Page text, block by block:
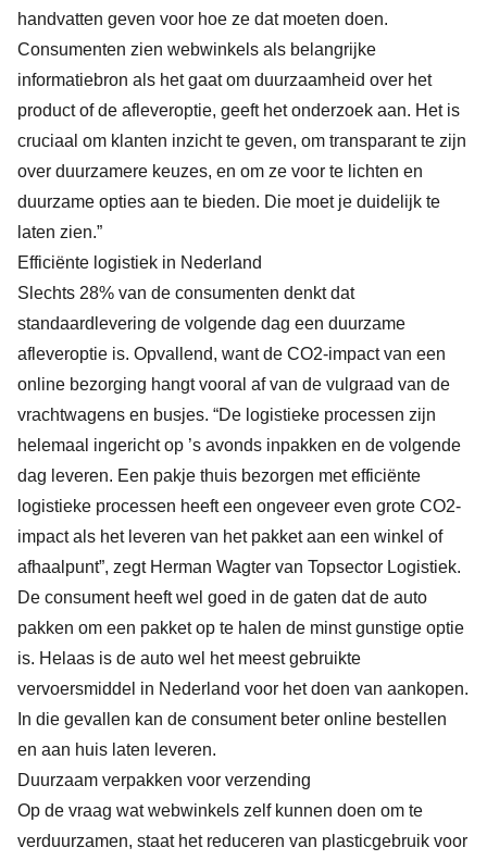
handvatten geven voor hoe ze dat moeten doen.
Consumenten zien webwinkels als belangrijke
informatiebron als het gaat om duurzaamheid over het
product of de afleveroptie, geeft het onderzoek aan. Het is
cruciaal om klanten inzicht te geven, om transparant te zijn
over duurzamere keuzes, en om ze voor te lichten en
duurzame opties aan te bieden. Die moet je duidelijk te
laten zien.”
Efficiënte logistiek in Nederland
Slechts 28% van de consumenten denkt dat
standaardlevering de volgende dag een duurzame
afleveroptie is. Opvallend, want de CO2-impact van een
online bezorging hangt vooral af van de vulgraad van de
vrachtwagens en busjes. “De logistieke processen zijn
helemaal ingericht op ’s avonds inpakken en de volgende
dag leveren. Een pakje thuis bezorgen met efficiënte
logistieke processen heeft een ongeveer even grote CO2-
impact als het leveren van het pakket aan een winkel of
afhaalpunt”, zegt Herman Wagter van Topsector Logistiek.
De consument heeft wel goed in de gaten dat de auto
pakken om een pakket op te halen de minst gunstige optie
is. Helaas is de auto wel het meest gebruikte
vervoersmiddel in Nederland voor het doen van aankopen.
In die gevallen kan de consument beter online bestellen
en aan huis laten leveren.
Duurzaam verpakken voor verzending
Op de vraag wat webwinkels zelf kunnen doen om te
verduurzamen, staat het reduceren van plasticgebruik voor